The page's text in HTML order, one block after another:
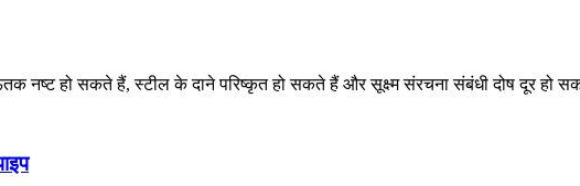
नष्ट हो सकते हैं, स्टील के दाने परिष्कृत हो सकते हैं और सूक्ष्म संरचना संबंधी दोष दूर हो